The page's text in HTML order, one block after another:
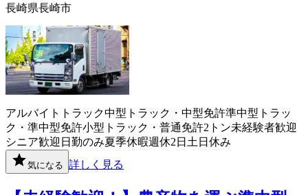
長崎県長崎市
アルバイト トラック中型トラック・中型免許準中型トラッ
ク・準中型免許小型トラック・普通免許2トン未経験者歓迎
シニア歓迎 日勤のみ夏季休暇週休2日 土日休み
気になる 詳しく見る